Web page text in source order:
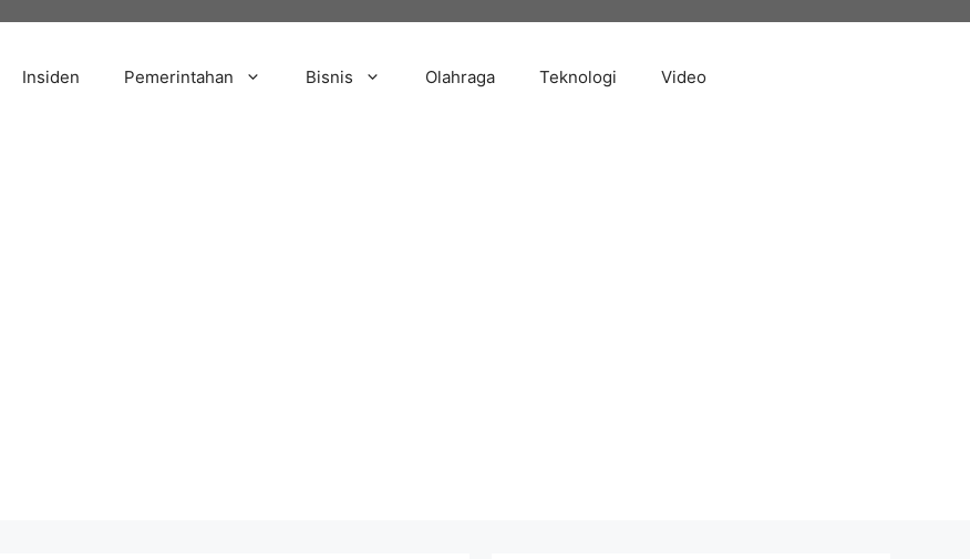
Insiden Pemerintahan Bisnis Olahraga Teknologi Video